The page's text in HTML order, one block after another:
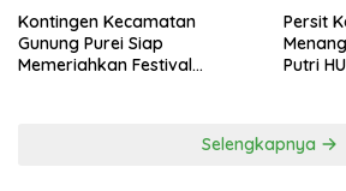
Kontingen Kecamatan
Gunung Purei Siap
Memeriahkan Festival
Persit
Putri
Selengkapnya